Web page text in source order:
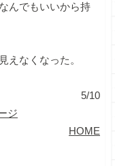
んでもいいから持
えなくなった。
5/10
ジ
HOME